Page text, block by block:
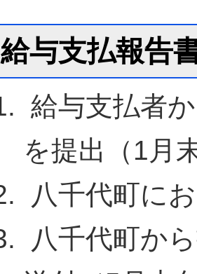
給与支払報告
給与支払者
を提出（1月
八千代町に
八千代町か